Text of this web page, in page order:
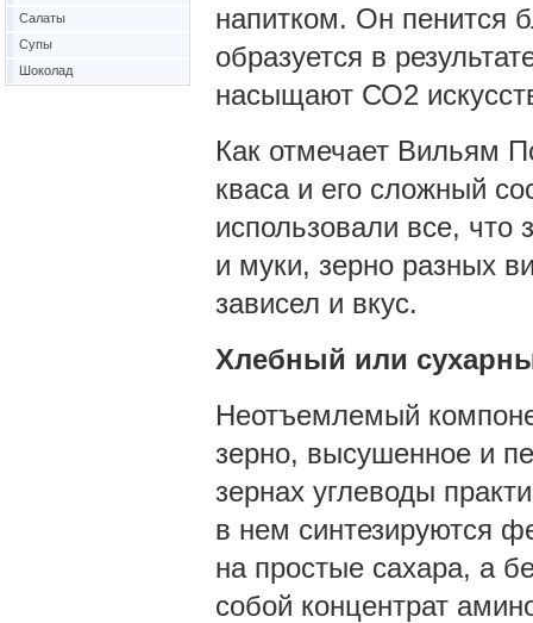
напитком. Он пенится
образуется в
насыщают СО2
Как отмечает Вильям
кваса и его сложный
использовали все, что
и муки, зерно разных
зависел и вкус.
Хлебный или
Неотъемлемый
зерно, высушенное и
зернах углеводы
в нем синтезируются
на простые сахара, а
собой концентрат
Салаты
Супы
Шоколад